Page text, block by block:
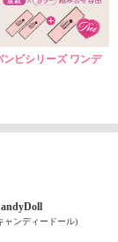
ビシリーズ ワンデ